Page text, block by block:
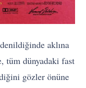
aklına
tüm dünyadaki fast
gözler önüne